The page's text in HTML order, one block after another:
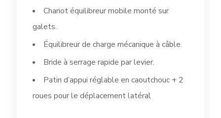
Chariot équilibreur mobile monté sur
galets.
Équilibreur de charge mécanique à câble.
Bride à serrage rapide par levier.
Patin d’appui réglable en caoutchouc + 2
roues pour le déplacement latéral